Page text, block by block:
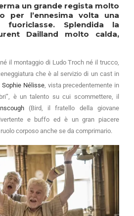
un grande regista molto
per l’ennesima volta una
Splendida la
Dailland molto calda,
il montaggio di Ludo Troch né il trucco,
che è al servizio di un cast in
Sophie Nélisse, vista precedentemente in
è un talento su cui scommettere, il
(Bird, il fratello della giovane
e buffo ed è un gran piacere
corposo anche se da comprimario.